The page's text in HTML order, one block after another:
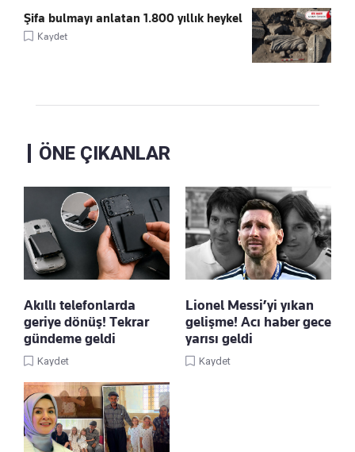
Şifa bulmayı anlatan 1.800 yıllık heykel
Kaydet
ÖNE ÇIKANLAR
Akıllı telefonlarda
geriye dönüş! Tekrar
gündeme geldi
Kaydet
Lionel Messi’yi yıkan
gelişme! Acı haber gece
yarısı geldi
Kaydet